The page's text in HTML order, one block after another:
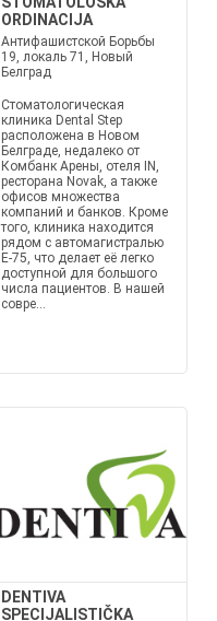
ORDINACIJA
Антифашистской Борьбы
19, локаль 71, Новый
Белград
Стоматологическая
клиника Dental Step
расположена в Новом
Белграде, недалеко от
Комбанк Арены, отеля IN,
ресторана Novak, а также
офисов множества
компаний и банков. Кроме
того, клиника находится
рядом с автомагистралью
E-75, что делает её легко
доступной для большого
числа пациентов. В нашей
совре...
DENTIVA
SPECIJALISTIČKA